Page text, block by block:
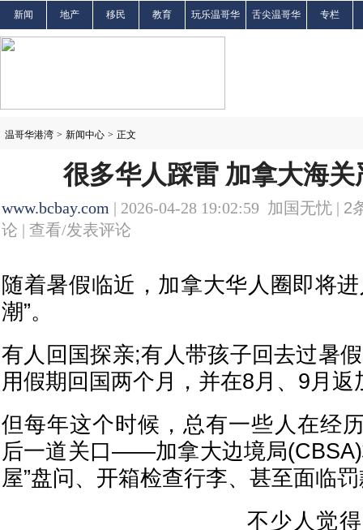
新闻 地产 移民 教育 玩乐温哥华 舌尖温哥华 专栏
温哥华港湾 > 新闻中心 > 正文
很多华人踩雷 加拿大海关
www.bcbay.com | 2026-04-28 19:02:59 加国无忧 | 2
论 | 查看/发表评论
随着暑假临近，加拿大华人圈即将
潮”。
有人回国探亲;有人带孩子回去过暑
用假期回国两个月，并在8月、9月返
但每年这个时候，总有一些人在经
后一道关口——加拿大边境局(CBSA)
屋”盘问、开箱检查行李、甚至面临
不少人觉